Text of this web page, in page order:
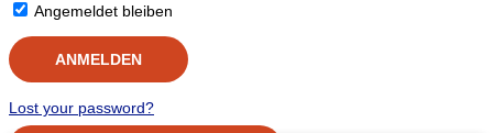
Angemeldet bleiben
Lost your password?